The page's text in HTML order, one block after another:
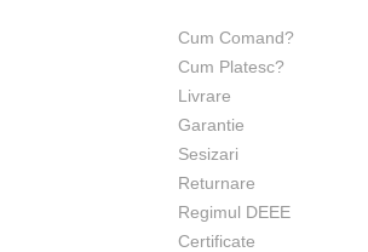
Cum Comand?
Cum Platesc?
Livrare
Garantie
Sesizari
Returnare
Regimul DEEE
Certificate